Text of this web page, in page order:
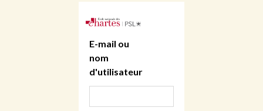
E-mail ou
nom
d'utilisateur